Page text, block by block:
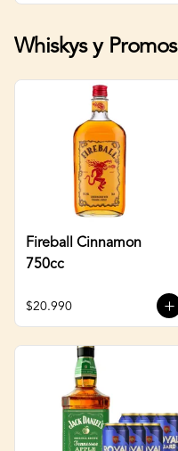
Whiskys y Promos
Fireball Cinnamon
750cc
$20.990